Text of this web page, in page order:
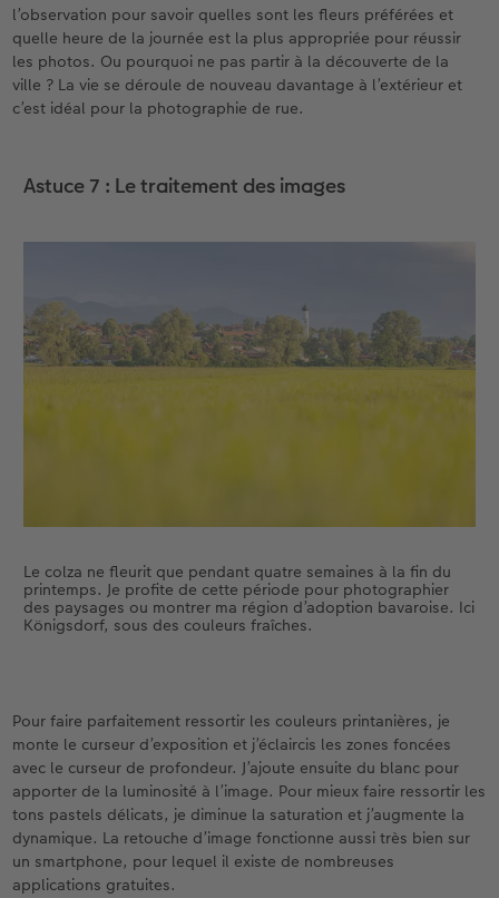
l’observation pour savoir quelles sont les fleurs préférées et
quelle heure de la journée est la plus appropriée pour réussir
les photos. Ou pourquoi ne pas partir à la découverte de la
ville ? La vie se déroule de nouveau davantage à l’extérieur et
c’est idéal pour la photographie de rue.
Astuce 7 : Le traitement des images
Le colza ne fleurit que pendant quatre semaines à la fin du
printemps. Je profite de cette période pour photographier
des paysages ou montrer ma région d’adoption bavaroise. Ici
Königsdorf, sous des couleurs fraîches.
Pour faire parfaitement ressortir les couleurs printanières, je
monte le curseur d’exposition et j’éclaircis les zones foncées
avec le curseur de profondeur. J’ajoute ensuite du blanc pour
apporter de la luminosité à l’image. Pour mieux faire ressortir les
tons pastels délicats, je diminue la saturation et j’augmente la
dynamique. La retouche d’image fonctionne aussi très bien sur
un smartphone, pour lequel il existe de nombreuses
applications gratuites.